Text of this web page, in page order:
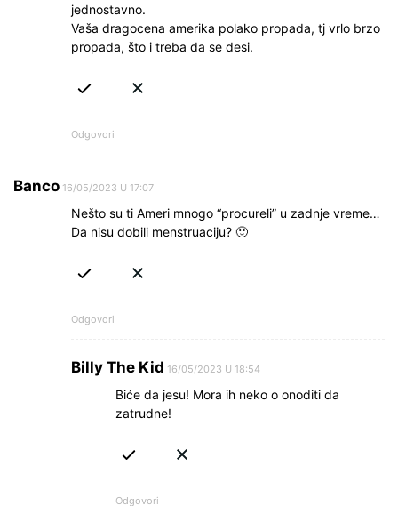
jednostavno.
Vaša dragocena amerika polako propada, tj vrlo brzo
propada, što i treba da se desi.
Odgovori
Banco 16/05/2023 U 17:07
Nešto su ti Ameri mnogo “procureli” u zadnje vreme…
Da nisu dobili menstruaciju? 🙂
Odgovori
Billy The Kid 16/05/2023 U 18:54
Biće da jesu! Mora ih neko o onoditi da
zatrudne!
Odgovori